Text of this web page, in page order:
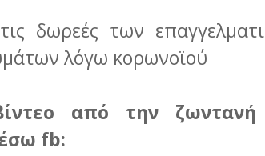
δωρεές των
λόγω κορωνοϊού
από την
fb: